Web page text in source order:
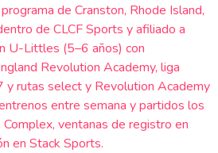
de Cranston, Rhode Island,
de CLCF Sports y afiliado a
U-Littles (5–6 años) con
Revolution Academy, liga
rutas select y Revolution Academy
entre semana y partidos los
Complex, ventanas de registro en
en Stack Sports.